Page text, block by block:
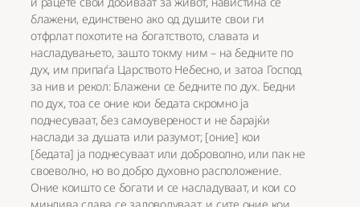
блажени, единствено ако од душите свои ги
отфрлат похотите на богатството, славата и
насладувањето, зашто токму ним – на бедните по
дух, им припаѓа Царството Небесно, и затоа Господ
за нив и рекол: Блажени се бедните по дух. Бедни
по дух, тоа се оние кои бедата скромно ја
поднесуваат, без самоувереност и не барајќи
наслади за душата или разумот; [оние] кои
[бедата] ја поднесуваат или доброволно, или пак не
своеволно, но во добро духовно расположение.
Оние коишто се богати и се насладуваат, и кои со